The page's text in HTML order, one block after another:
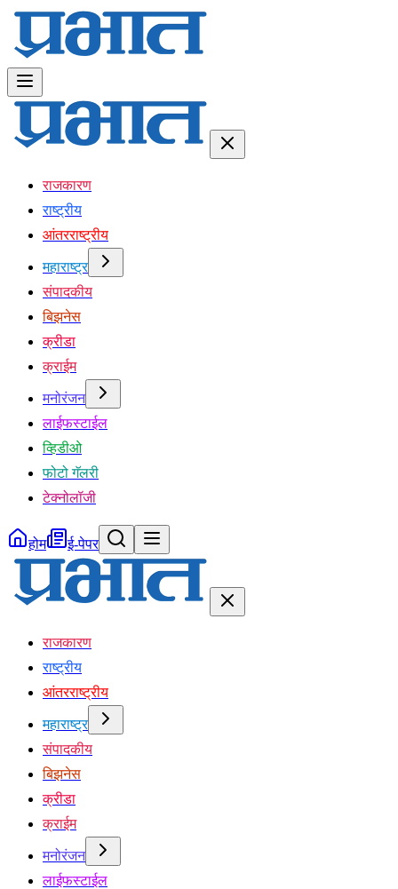
राजकारण
राष्ट्रीय
आंतरराष्ट्रीय
महाराष्ट्र
संपादकीय
बिझनेस
क्रीडा
क्राईम
मनोरंजन
लाईफस्टाईल
व्हिडीओ
फोटो गॅलरी
टेक्नोलॉजी
होम ई-पेपर
राजकारण
राष्ट्रीय
आंतरराष्ट्रीय
महाराष्ट्र
संपादकीय
बिझनेस
क्रीडा
क्राईम
मनोरंजन
लाईफस्टाईल